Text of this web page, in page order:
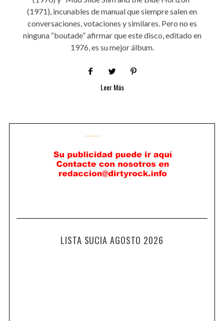
(1971), incunables de manual que siempre salen en
conversaciones, votaciones y similares. Pero no es
ninguna “boutade” afirmar que este disco, editado en
1976, es su mejor álbum.
Leer Más
LISTA SUCIA AGOSTO 2026